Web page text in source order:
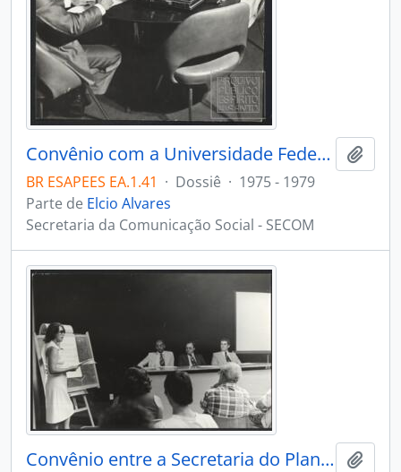
Convênio com a Universidade Federel do Rio de Janeiro, UFRJ, Vitória
BR ESAPEES EA.1.41 · Dossiê · 1975 - 1979
Parte de Elcio Alvares
Secretaria da Comunicação Social - SECOM
Convênio entre a Secretaria do Planejamento, Secretaria de Educação e Prefeituras, Vitória